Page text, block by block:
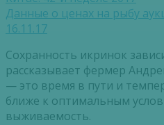
Данные о ценах на рыбу
16.11.17
Сохранность икринок
рассказывает фермер
— это время в пути и
ближе к оптимальным
выживаемость.